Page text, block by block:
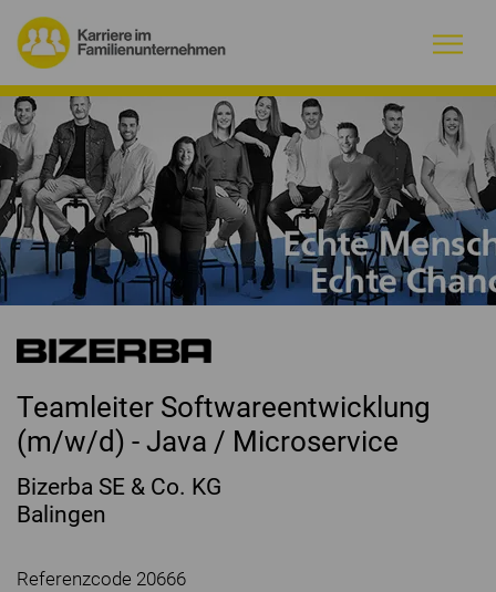
Warum Familienunternehmen?
Firmenprofile
Jobs
Magazin
Initiative
Kontakt
Teamleiter Softwareentwicklung
(m/w/d) - Java / Microservice
Bizerba SE & Co. KG
Balingen
Referenzcode 20666